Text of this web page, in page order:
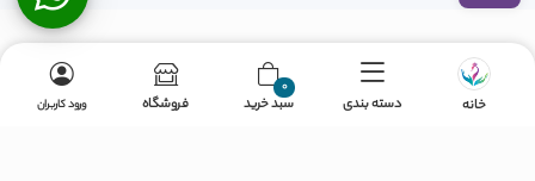
طراحی سایت : و سئو آوینا پرداز
خانه دسته بندی
0
سبد خرید فروشگاه ورود کاربران